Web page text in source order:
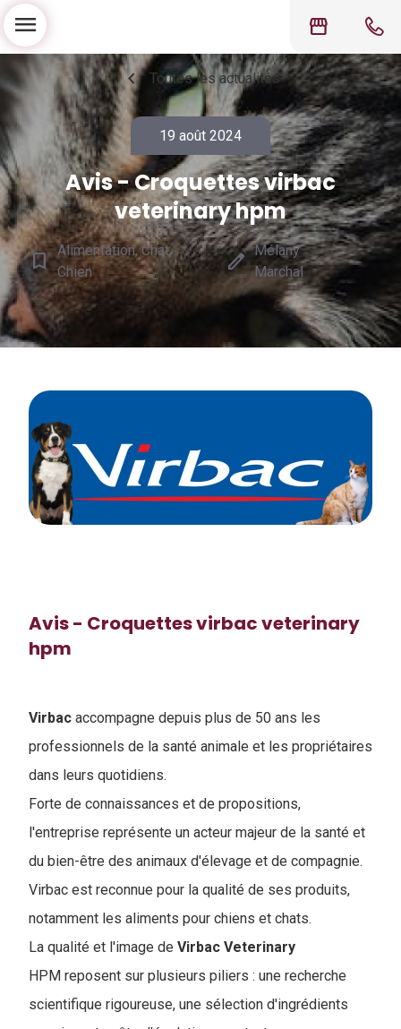
storefront
menu
chevron_left Toutes les actualités
19 août 2024
Avis - Croquettes virbac
veterinary hpm
bookmark_border Alimentation, Chat,
Chien
edit Mélany
Marchal
Avis - Croquettes virbac veterinary
hpm
Virbac accompagne depuis plus de 50 ans les
professionnels de la santé animale et les propriétaires
dans leurs quotidiens.
Forte de connaissances et de propositions,
l'entreprise représente un acteur majeur de la santé et
du bien-être des animaux d'élevage et de compagnie.
Virbac est reconnue pour la qualité de ses produits,
notamment les aliments pour chiens et chats.
La qualité et l'image de Virbac Veterinary
HPM reposent sur plusieurs piliers : une recherche
scientifique rigoureuse, une sélection d'ingrédients